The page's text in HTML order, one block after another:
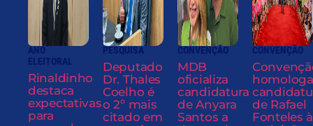
ANO
ELEITORAL
Rinaldinho
destaca
expectativas
para
PESQUISA
Deputado
Dr. Thales
Coelho é
o 2º mais
citado em
CONVENÇÃO
MDB
oficializa
candidatura
de Anyara
Santos a
CONVENÇÃO
homologa
de Rafael
Fonteles à